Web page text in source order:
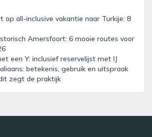
op all-inclusive vakantie naar Turkije: 8
Amersfoort: 6 mooie routes voor
een Y: inclusief reservelijst met IJ
betekenis, gebruik en uitspraak
zegt de praktijk